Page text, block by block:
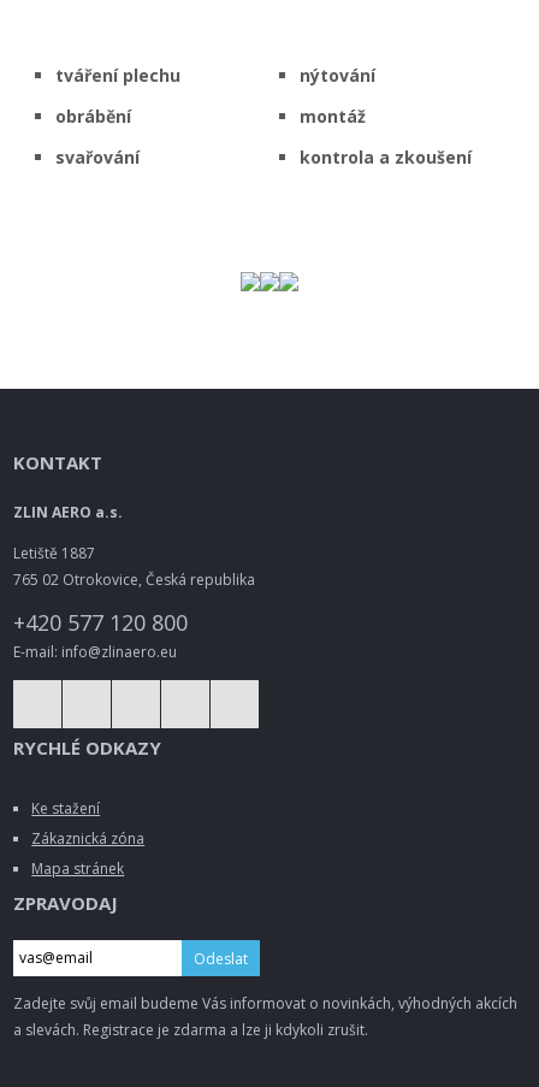
tváření plechu
obrábění
svařování
nýtování
montáž
kontrola a zkoušení
KONTAKT
ZLIN AERO a.s.
Letiště 1887
765 02 Otrokovice, Česká republika
+420 577 120 800
E-mail: info@zlinaero.eu
RYCHLÉ ODKAZY
Ke stažení
Zákaznická zóna
Mapa stránek
ZPRAVODAJ
Odeslat
Zadejte svůj email budeme Vás informovat o novinkách, výhodných akcích
a slevách. Registrace je zdarma a lze ji kdykoli zrušit.